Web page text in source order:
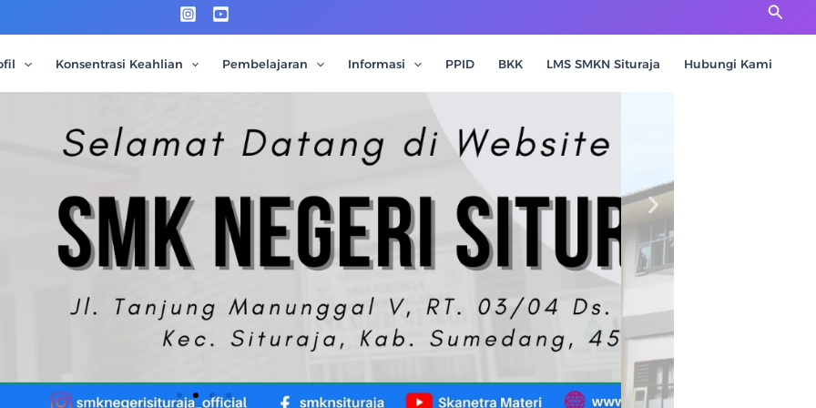
Cari
Konsentrasi Keahlian Pembelajaran Informasi PPID BKK LMS SMKN Situraja Hubungi Kami